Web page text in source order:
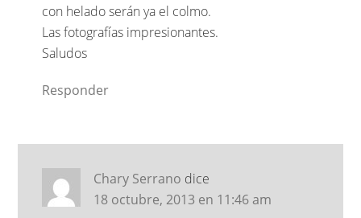
con helado serán ya el colmo.
Las fotografías impresionantes.
Saludos
Responder
Chary Serrano dice
18 octubre, 2013 en 11:46 am